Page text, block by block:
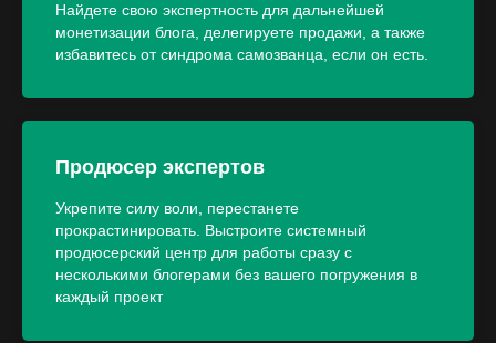
Найдете свою экспертность для дальнейшей
монетизации блога, делегируете продажи, а также
избавитесь от синдрома самозванца, если он есть.
Продюсер экспертов
Укрепите силу воли, перестанете
прокрастинировать. Выстроите системный
продюсерский центр для работы сразу с
несколькими блогерами без вашего погружения в
каждый проект